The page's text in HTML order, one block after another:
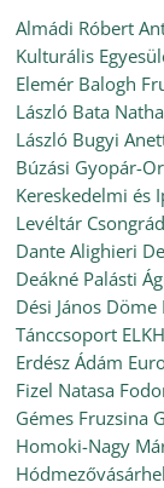
Almádi Róbert
Kulturális
Elemér Balogh
László Bata
László Bugyi
Búzási Gyopár-
Kereskedelmi és
Levéltár
Dante Alighieri
Deákné Palásti
Dési János Döme
Tánccsoport
Erdész Ádám
Fizel Natasa
Gémes Fruzsina
Homoki-Nagy